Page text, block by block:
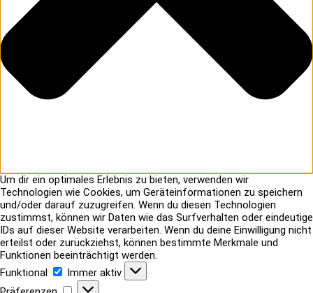
Um dir ein optimales Erlebnis zu bieten, verwenden wir
Technologien wie Cookies, um Geräteinformationen zu speichern
und/oder darauf zuzugreifen. Wenn du diesen Technologien
zustimmst, können wir Daten wie das Surfverhalten oder eindeutige
IDs auf dieser Website verarbeiten. Wenn du deine Einwilligung nicht
erteilst oder zurückziehst, können bestimmte Merkmale und
Funktionen beeinträchtigt werden.
Funktional
Funktional
Immer aktiv
Präferenzen